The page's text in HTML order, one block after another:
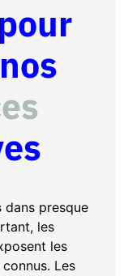
dans presque
les
les
Les